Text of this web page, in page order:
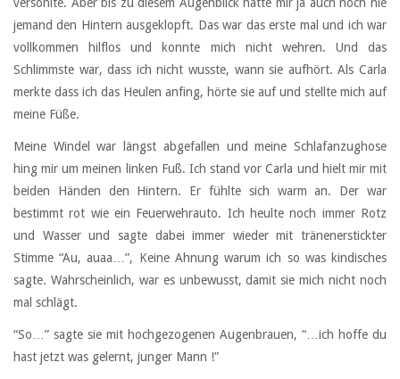
jemand den Hintern ausgeklopft. Das war das erste mal und ich war
vollkommen hilflos und konnte mich nicht wehren. Und das
Schlimmste war, dass ich nicht wusste, wann sie aufhört. Als Carla
merkte dass ich das Heulen anfing, hörte sie auf und stellte mich auf
meine Füße.
Meine Windel war längst abgefallen und meine Schlafanzughose
hing mir um meinen linken Fuß. Ich stand vor Carla und hielt mir mit
beiden Händen den Hintern. Er fühlte sich warm an. Der war
bestimmt rot wie ein Feuerwehrauto. Ich heulte noch immer Rotz
und Wasser und sagte dabei immer wieder mit tränenerstickter
Stimme “Au, auaa…”, Keine Ahnung warum ich so was kindisches
sagte. Wahrscheinlich, war es unbewusst, damit sie mich nicht noch
mal schlägt.
“So…” sagte sie mit hochgezogenen Augenbrauen, “…ich hoffe du
hast jetzt was gelernt, junger Mann !”